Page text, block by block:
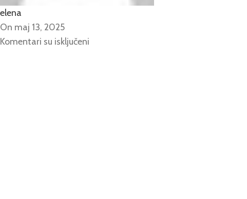
elena
On maj 13, 2025
Komentari su isključeni